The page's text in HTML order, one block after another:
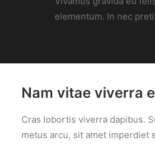
elementum. In nec
Nam vitae viverra
Cras lobortis viverra dapibus.
metus arcu, sit amet imperdiet